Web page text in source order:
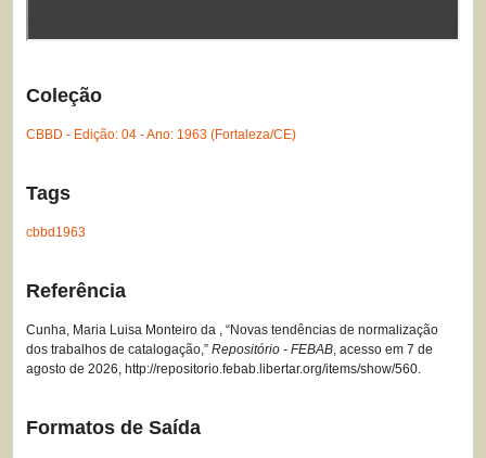
Coleção
CBBD - Edição: 04 - Ano: 1963 (Fortaleza/CE)
Tags
cbbd1963
Referência
Cunha, Maria Luisa Monteiro da , “Novas tendências de normalização
dos trabalhos de catalogação,” Repositório - FEBAB, acesso em 7 de
agosto de 2026, http://repositorio.febab.libertar.org/items/show/560.
Formatos de Saída